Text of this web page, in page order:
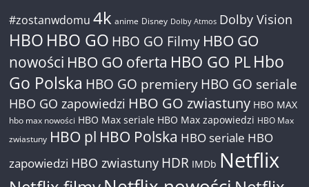
#zostanwdomu 4k anime Disney Dolby Atmos Dolby Vision
HBO HBO GO HBO GO Filmy HBO GO
nowości HBO GO oferta HBO GO PL Hbo
Go Polska HBO GO premiery HBO GO seriale
HBO GO zapowiedzi HBO GO zwiastuny HBO MAX
hbo max nowości HBO Max seriale HBO Max zapowiedzi HBO Max
zwiastuny HBO pl HBO Polska HBO seriale HBO
zapowiedzi HBO zwiastuny HDR IMDb Netflix